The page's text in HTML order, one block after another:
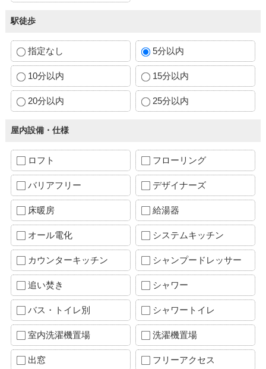
駅徒歩
指定なし 5分以内
10分以内 15分以内
20分以内 25分以内
屋内設備・仕様
ロフト フローリング
バリアフリー デザイナーズ
床暖房 給湯器
オール電化 システムキッチン
カウンターキッチン シャンプードレッサー
追い焚き シャワー
バス・トイレ別 シャワートイレ
室内洗濯機置場 洗濯機置場
出窓 フリーアクセス